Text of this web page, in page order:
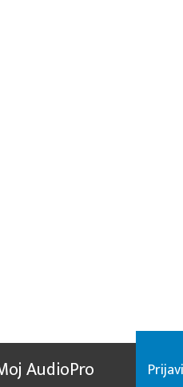
AudioPro